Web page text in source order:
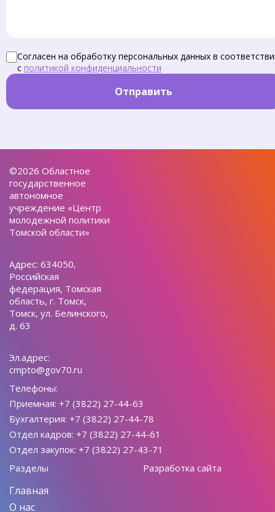
Согласен на обработку персональных данных в
с политикой конфиденциальности
Отправить
©2026 Областное
государственное
автономное
учреждение «Центр
молодежной политики
Томской области»
Адрес: 634050,
Российская
федерация, Томская
область, г. Томск,
Томск, ул. Белинского,
д. 63
Эл.адрес:
cmpto@gov70.ru
Телефоны:
Приемная: +7 (3822) 27-44-63
Бухгалтерия: +7 (3822) 27-44-78
Отдел кадров: +7 (3822) 27-44-61
Отдел закупок: +7 (3822) 27-43-71
Разделы
Главная
О нас
Разработка сайта